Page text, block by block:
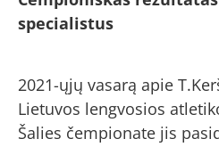
specialistus
2021-ųjų vasarą apie
Lietuvos lengvosios
Šalies čempionate jis